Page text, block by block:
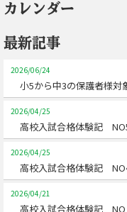
カレンダー
最新記事
2026/06/24
小5から中3の保護者様対
2026/04/25
高校入試合格体験記
2026/04/25
高校入試合格体験記
2026/04/21
高校入試合格体験記 NO